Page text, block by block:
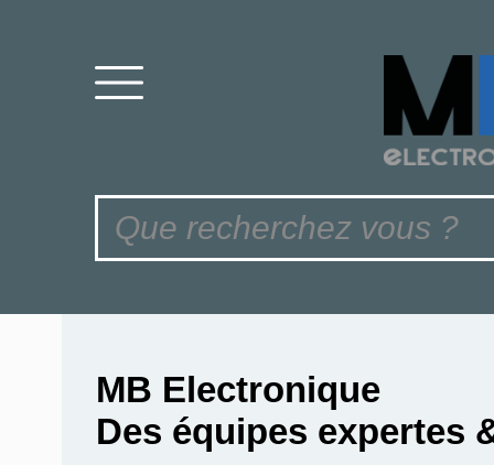
MB Electronique
Des équipes expertes